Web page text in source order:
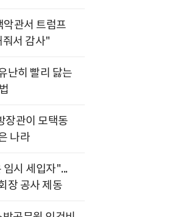
악관서 트럼프
서 감사"
난히 빨리 닳는
장관이 모택동
나라
시 세입자"...
장 공사 제동